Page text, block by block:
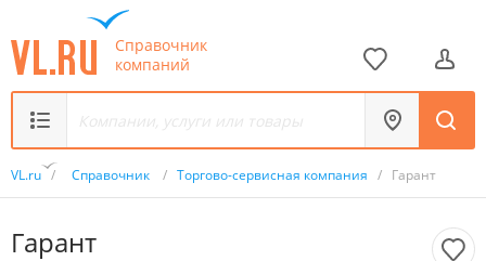
Справочник
компаний
VL.ru / Справочник / Торгово-сервисная компания / Гарант
Гарант